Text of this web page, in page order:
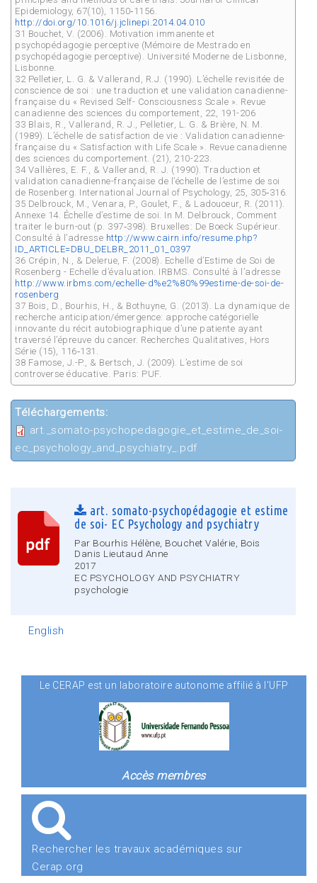
Epidemiology, 67(10), 1150‑1156.
http://doi.org/10.1016/j.jclinepi.2014.04.010
31 Bouchet, V. (2006). Motivation immanente et
psychopédagogie perceptive (Mémoire de Mestrado en
psychopédagogie perceptive). Université Moderne de Lisbonne,
Lisbonne.
32 Pelletier, L. G. & Vallerand, R.J. (1990). L’échelle revisitée de
conscience de soi : une traduction et une validation canadienne-
française du « Revised Self- Consciousness Scale ». Revue
canadienne des sciences du comportement, 22, 191-206
33 Blais, R., Vallerand, R. J., Pelletier, L. G. & Brière, N. M.
(1989). L’échelle de satisfaction de vie : Validation canadienne-
française du « Satisfaction with Life Scale ». Revue canadienne
des sciences du comportement. (21), 210-223.
34 Vallières, E. F., & Vallerand, R. J. (1990). Traduction et
validation canadienne-française de l’échelle de l’estime de soi
de Rosenberg. International Journal of Psychology, 25, 305‑316.
35 Delbrouck, M., Venara, P., Goulet, F., & Ladouceur, R. (2011).
Annexe 14. Échelle d’estime de soi. In M. Delbrouck, Comment
traiter le burn-out (p. 397‑398). Bruxelles: De Boeck Supérieur.
Consulté à l’adresse http://www.cairn.info/resume.php?
ID_ARTICLE=DBU_DELBR_2011_01_0397
36 Crépin, N., & Delerue, F. (2008). Echelle d’Estime de Soi de
Rosenberg - Echelle d’évaluation. IRBMS. Consulté à l’adresse
http://www.irbms.com/echelle-d%e2%80%99estime-de-soi-de-
rosenberg
37 Bois, D., Bourhis, H., & Bothuyne, G. (2013). La dynamique de
recherche anticipation/émergence: approche catégorielle
innovante du récit autobiographique d’une patiente ayant
traversé l’épreuve du cancer. Recherches Qualitatives, Hors
Série (15), 116‑131.
38 Famose, J.-P., & Bertsch, J. (2009). L’estime de soi
controverse éducative. Paris: PUF.
Téléchargements:
art._somato-psychopedagogie_et_estime_de_soi-
ec_psychology_and_psychiatry_.pdf
art. somato-psychopédagogie et estime
de soi- EC Psychology and psychiatry
Par Bourhis Hélène, Bouchet Valérie, Bois
Danis Lieutaud Anne
2017
EC PSYCHOLOGY AND PSYCHIATRY
psychologie
English
Le CERAP est un laboratoire autonome affilié à l'UFP
Accès membres
Rechercher les travaux académiques sur
Cerap.org